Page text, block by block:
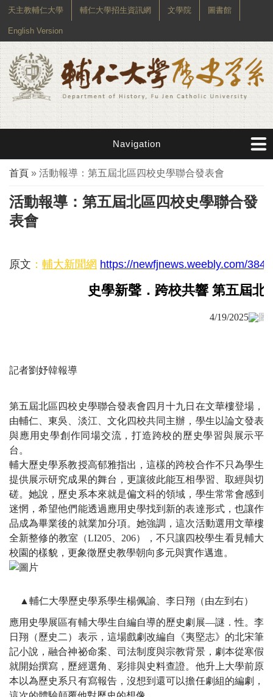
天主教輔仁大學 輔仁大學招生資訊網 文學院 圖書館
English Version
Navigation
您在這裡
首頁 » 活動報導：第五屆北區四校史學聯合發表會
活動報導：第五屆北區四校史學聯合發
表會
原文 ： 輔大新聞網 https://newfjnews.weebly.com/
史學新聲．跨校共響 第五屆北
4/19/2025
記者劉妤韓報導
第五屆北區四校史學聯合發表會四月十九日在文華樓登場，
由輔仁、東吳、淡江、文化四校共同主辦，學生以論文發表
與應用史學創作同場交流，打造跨校的歷史學習與展示平
台。
輔大歷史學系教授高郁雅指出，這樣的跨校合作不只為學生
提供展示研究成果的舞台，更讓彼此能互相學習、取經與切
磋。她說，歷史系本來就是偏文科的領域，學生常常會感到
迷惘，希望他們能透過應用史學找到新的表達形式，也讓作
品成為畢業後的就業加分項。她強調，這次活動選用文華樓
全新整修的教室（LI205、206），不只讓四校學生看見輔大
校園的樣貌，更象徵歷史教學朝向多元與實作邁進。
▲輔仁大學歷史學系學生楊佩諭、李日翔（由左到右）
應用史學展區有輔大學生自編自導的歷史劇展—謎．性。李
日翔（歷史二）表示，這場戲劇改編自《夷堅志》的北宋筆
記小說，融合神祕命案、司法制度與宗教背景，劇本從寒假
就開始撰寫，歷經選角、彩排與史料查證。他升上大學前原
本以為歷史系只有寫報告，沒想到還可以擔任劇組的編劇，